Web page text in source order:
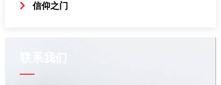
信仰之门